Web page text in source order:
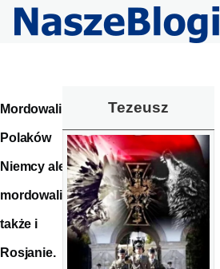
Przejdź do treści
Mordowali
Polaków
Niemcy ale
mordowali
także i
Rosjanie.
Tezeusz